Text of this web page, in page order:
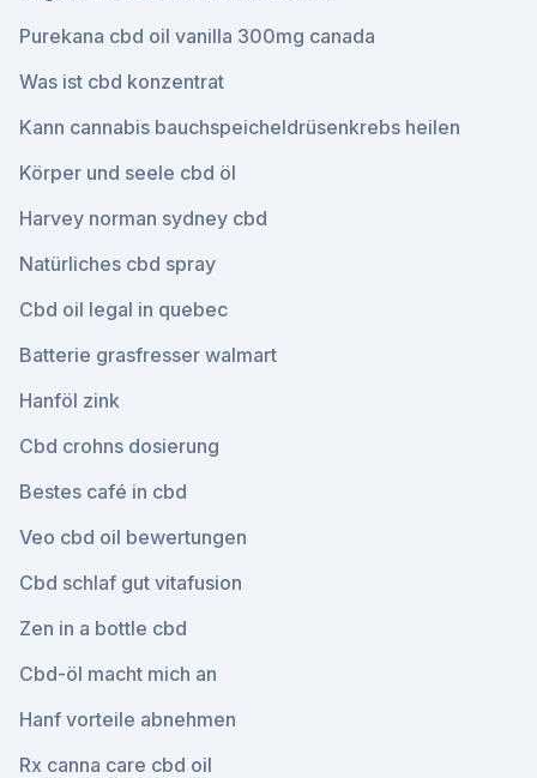
Purekana cbd oil vanilla 300mg canada
Was ist cbd konzentrat
Kann cannabis bauchspeicheldrüsenkrebs heilen
Körper und seele cbd öl
Harvey norman sydney cbd
Natürliches cbd spray
Cbd oil legal in quebec
Batterie grasfresser walmart
Hanföl zink
Cbd crohns dosierung
Bestes café in cbd
Veo cbd oil bewertungen
Cbd schlaf gut vitafusion
Zen in a bottle cbd
Cbd-öl macht mich an
Hanf vorteile abnehmen
Rx canna care cbd oil